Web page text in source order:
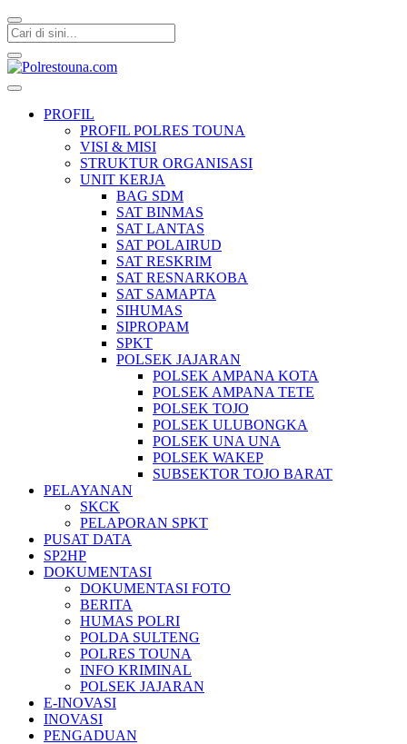
PROFIL
PROFIL POLRES TOUNA
VISI & MISI
STRUKTUR ORGANISASI
UNIT KERJA
BAG SDM
SAT BINMAS
SAT LANTAS
SAT POLAIRUD
SAT RESKRIM
SAT RESNARKOBA
SAT SAMAPTA
SIHUMAS
SIPROPAM
SPKT
POLSEK JAJARAN
POLSEK AMPANA KOTA
POLSEK AMPANA TETE
POLSEK TOJO
POLSEK ULUBONGKA
POLSEK UNA UNA
POLSEK WAKEP
SUBSEKTOR TOJO BARAT
PELAYANAN
SKCK
PELAPORAN SPKT
PUSAT DATA
SP2HP
DOKUMENTASI
DOKUMENTASI FOTO
BERITA
HUMAS POLRI
POLDA SULTENG
POLRES TOUNA
INFO KRIMINAL
POLSEK JAJARAN
E-INOVASI
INOVASI
PENGADUAN